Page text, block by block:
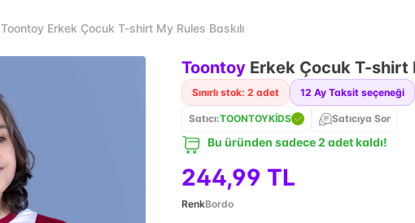
Toontoy Erkek Çocuk T-shirt My Rules Baskılı
Toontoy Erkek Çocuk T-shirt
Sınırlı stok: 2 adet 12 Ay Taksit seçeneği
Satıcı:TOONTOYKİDS Satıcıya Sor
Bu üründen sadece 2 adet kaldı!
244,99 TL
RenkBordo